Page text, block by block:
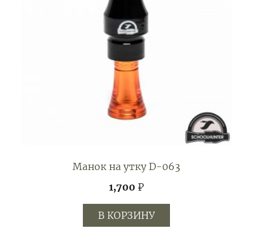
Манок на утку D-063
1,700 ₽
В КОРЗИНУ